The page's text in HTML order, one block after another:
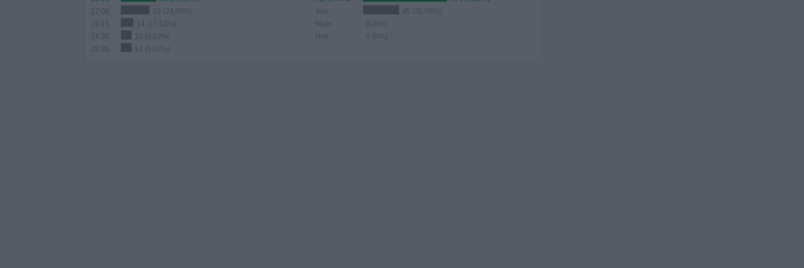
17:00
32 (24,06%)
19:15
14 (10,53%)
14:30
12 (9,02%)
20:30
12 (9,02%)
Soir
40 (30,08%)
Matin
0 (0%)
Nuit
0 (0%)